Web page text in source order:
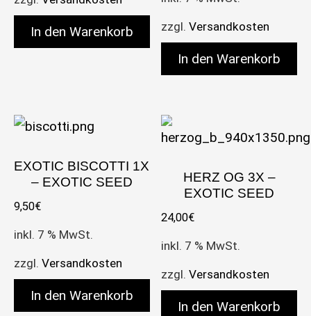
In den Warenkorb zzgl.Versandkosten
In den Warenkorb
EXOTIC BISCOTTI 1X
– EXOTIC SEED
9,50€
inkl. 7 % MwSt.
zzgl. Versandkosten
In den Warenkorb
HERZ OG 3X –
EXOTIC SEED
24,00€
inkl. 7 % MwSt.
zzgl.Versandkosten
In den Warenkorb